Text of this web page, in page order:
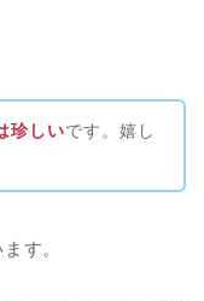
珍しいです。嬉し
す。